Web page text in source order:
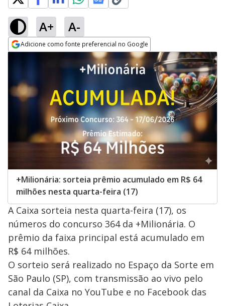
A+ A-
Adicione como fonte preferencial no Google
Opens in new window
+Milionária: sorteia prêmio acumulado em R$ 64
milhões nesta quarta-feira (17)
A Caixa sorteia nesta quarta-feira (17), os
números do concurso 364 da +Milionária. O
prêmio da faixa principal está acumulado em
R$ 64 milhões.
O sorteio será realizado no Espaço da Sorte em
São Paulo (SP), com transmissão ao vivo pelo
canal da Caixa no YouTube e no Facebook das